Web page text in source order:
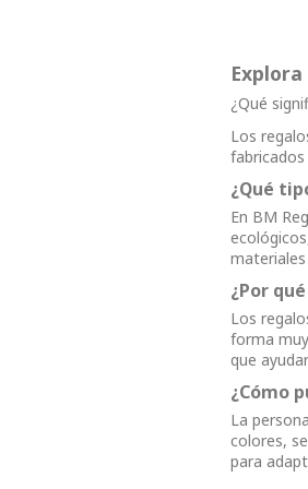
¿Qué
Los
¿Qué
En BM
¿Por
Los
forma
que
¿Cómo
La
colores,
para